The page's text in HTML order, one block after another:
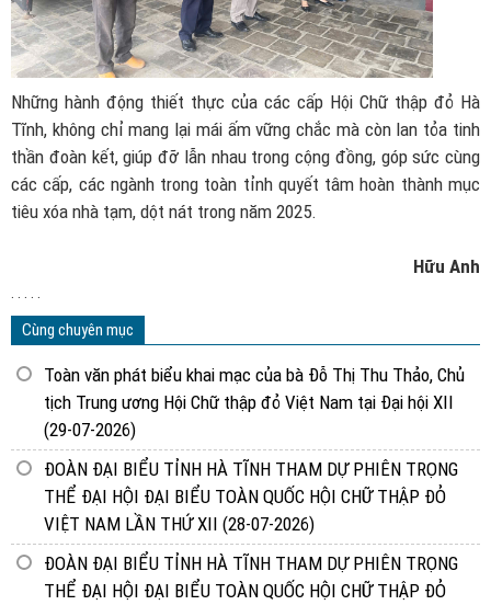
Những hành động thiết thực của các cấp Hội Chữ thập đỏ Hà
Tĩnh, không chỉ mang lại mái ấm vững chắc mà còn lan tỏa tinh
thần đoàn kết, giúp đỡ lẫn nhau trong cộng đồng, góp sức cùng
các cấp, các ngành trong toàn tỉnh quyết tâm hoàn thành mục
tiêu xóa nhà tạm, dột nát trong năm 2025.
Hữu Anh
. . . . .
Cùng chuyên mục
Toàn văn phát biểu khai mạc của bà Đỗ Thị Thu Thảo, Chủ
tịch Trung ương Hội Chữ thập đỏ Việt Nam tại Đại hội XII
(29-07-2026)
ĐOÀN ĐẠI BIỂU TỈNH HÀ TĨNH THAM DỰ PHIÊN TRỌNG
THỂ ĐẠI HỘI ĐẠI BIỂU TOÀN QUỐC HỘI CHỮ THẬP ĐỎ
VIỆT NAM LẦN THỨ XII (28-07-2026)
ĐOÀN ĐẠI BIỂU TỈNH HÀ TĨNH THAM DỰ PHIÊN TRỌNG
THỂ ĐẠI HỘI ĐẠI BIỂU TOÀN QUỐC HỘI CHỮ THẬP ĐỎ